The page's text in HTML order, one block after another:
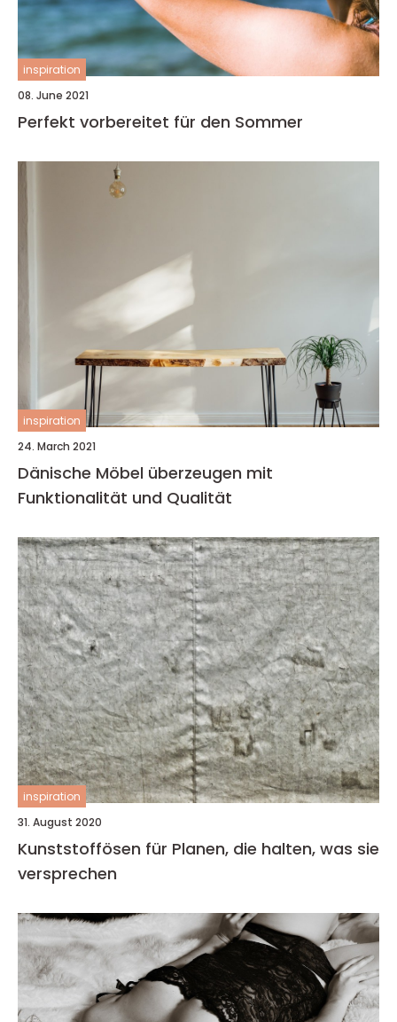
inspiration
08. June 2021
Perfekt vorbereitet für den Sommer
inspiration
24. March 2021
Dänische Möbel überzeugen mit
Funktionalität und Qualität
inspiration
31. August 2020
Kunststoffösen für Planen, die halten, was sie
versprechen